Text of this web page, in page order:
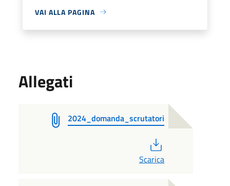
VAI ALLA PAGINA
Allegati
2024_domanda_scrutatori
Scarica